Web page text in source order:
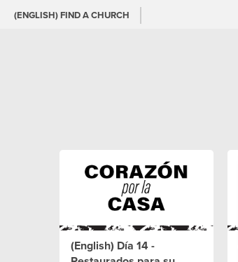
(ENGLISH) FIND A CHURCH
(English) Día 14 -